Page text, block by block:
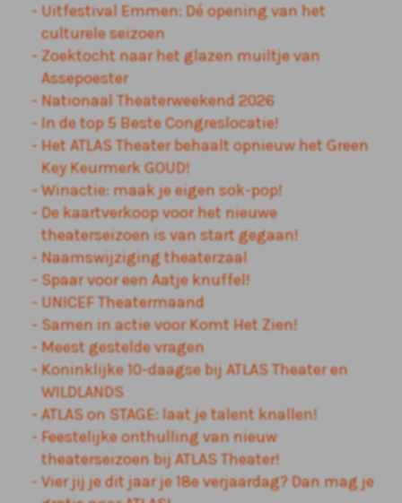
Uitfestival Emmen: Dé opening van het
culturele seizoen
Zoektocht naar het glazen muiltje van
Assepoester
Nationaal Theaterweekend 2026
In de top 5 Beste Congreslocatie!
Het ATLAS Theater behaalt opnieuw het Green
Key Keurmerk GOUD!
Winactie: maak je eigen sok-pop!
De kaartverkoop voor het nieuwe
theaterseizoen is van start gegaan!
Naamswijziging theaterzaal
Spaar voor een Aatje knuffel!
UNICEF Theatermaand
Samen in actie voor Komt Het Zien!
Meest gestelde vragen
Koninklijke 10-daagse bij ATLAS Theater en
WILDLANDS
ATLAS on STAGE: laat je talent knallen!
Feestelijke onthulling van nieuw
theaterseizoen bij ATLAS Theater!
Vier jij je dit jaar je 18e verjaardag? Dan mag je